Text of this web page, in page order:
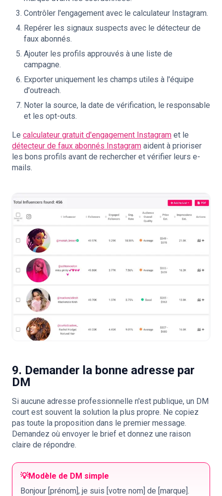
Contrôler l'engagement avec le calculateur Instagram.
Repérer les signaux suspects avec le détecteur de
faux abonnés.
Ajouter les profils approuvés à une liste de
campagne.
Exporter uniquement les champs utiles à l'équipe
d'outreach.
Noter la source, la date de vérification, le responsable
et les opt-outs.
Le calculateur gratuit d'engagement Instagram et le
détecteur de faux abonnés Instagram aident à prioriser
les bons profils avant de rechercher et vérifier leurs e-
mails.
9. Demander la bonne adresse par
DM
Si aucune adresse professionnelle n'est publique, un DM
court est souvent la solution la plus propre. Ne copiez
pas toute la proposition dans le premier message.
Demandez où envoyer le brief et donnez une raison
claire de répondre.
💡Modèle de DM simple
Bonjour [prénom], je suis [votre nom] de [marque].